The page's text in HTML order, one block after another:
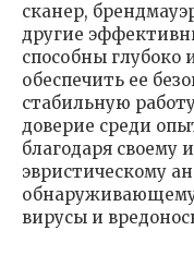
сканер,
другие
способны глубоко
обеспечить ее
стабильную
доверие среди
благодаря своему
эвристическому
вирусы и